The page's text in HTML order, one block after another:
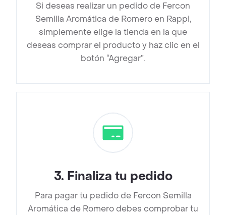
Si deseas realizar un pedido de Fercon
Semilla Aromática de Romero en Rappi,
simplemente elige la tienda en la que
deseas comprar el producto y haz clic en el
botón “Agregar”.
3. Finaliza tu pedido
Para pagar tu pedido de Fercon Semilla
Aromática de Romero debes comprobar tu